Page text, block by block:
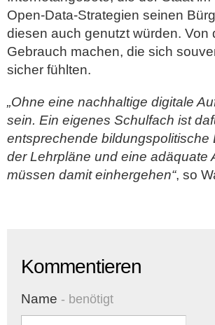
Open-Data-Strategien seinen
diesen auch genutzt würden.
Gebrauch machen, die sich
sicher fühlten.
„Ohne eine nachhaltige digitale
sein. Ein eigenes Schulfach ist
entsprechende
der Lehrpläne und eine adäquate
müssen damit einhergehen“, so
Kommentieren
Name - benötigt